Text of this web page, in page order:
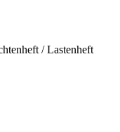
/ Lastenheft